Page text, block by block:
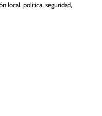
local, política, seguridad,